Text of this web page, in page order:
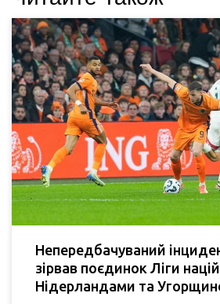
Непередбачуваний
зірвав поєдинок Ліги
Нідерландами та